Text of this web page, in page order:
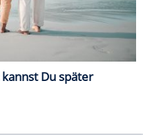
Du später